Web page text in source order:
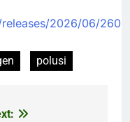
2026/06/
polusi